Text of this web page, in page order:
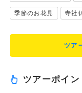
ツアーポイン
季節のお花見 寺社
ツア